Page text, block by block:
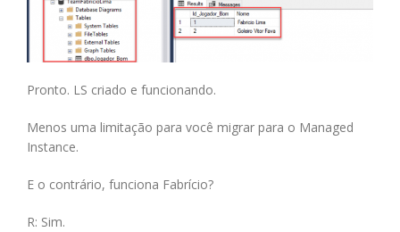
Pronto. LS criado e funcionando.
Menos uma limitação para você migrar para o Managed
Instance.
E o contrário, funciona Fabrício?
R: Sim.